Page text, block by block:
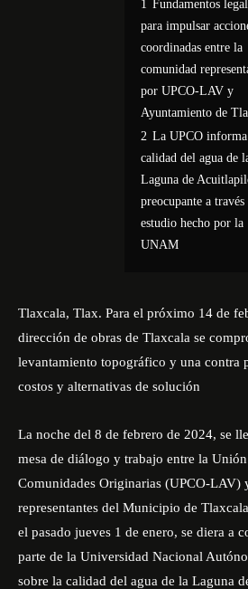
1 Fundamentos
para impulsar
coordinadas entre la
comunidad
por UPCO-LAV y
Ayuntamiento de
2 La UPCO
calidad del agua de
Laguna de
preocupante a través
estudio hecho por la
UNAM
Tlaxcala, Tlax. Para el próximo 14 de
dirección de obras de Tlaxcala se
levantamiento topográfico y una contra
costos y alternativas de solución
La noche del 8 de febrero de 2024, se
mesa de diálogo y trabajo entre la
Comunidades Originarias (UPCO-LAV)
representantes del Municipio de Tlaxcala
el pasado jueves 1 de enero, se diera a
parte de la Universidad Nacional
sobre la calidad del agua de la Laguna